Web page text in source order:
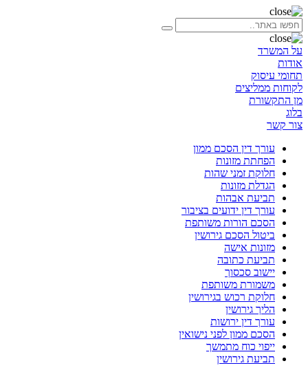
על המשרד
אודות
תחומי עיסוק
לקוחות ממליצים
מן התקשורת
בלוג
צור קשר
עורך דין הסכם ממון
הפחתת מזונות
חלוקת זמני שהות
הגדלת מזונות
תביעת אבהות
עורך דין ידועים בציבור
הסכם הורות משותפת
ביטול הסכם גירושין
מזונות אישה
תביעת כתובה
יישוב סכסוך
משמורת משותפת
חלוקת רכוש בגירושין
הליך גירושין
עורך דין ירושות
הסכם ממון לפני נישואין
ייפוי כוח מתמשך
תביעת גירושין